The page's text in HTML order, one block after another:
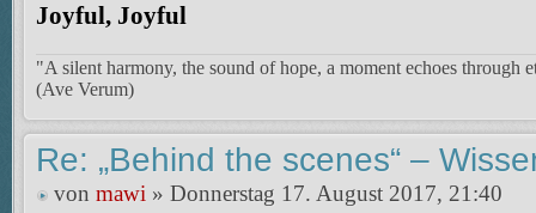
Joyful, Joyful
"A silent harmony, the sound of hope, a moment echoes through
(Ave Verum)
Re: „Behind the scenes“ –
von mawi » Donnerstag 17. August 2017, 21:40